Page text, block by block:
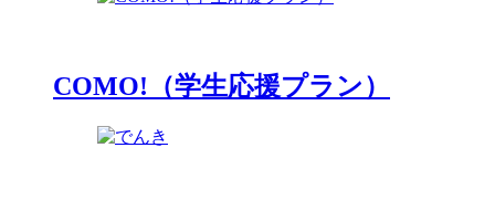
COMO!（学生応援プラン）